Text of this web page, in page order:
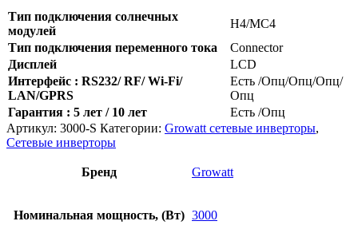
Тип подключения солнечных
модулей
H4/MC4
Тип подключения переменного тока
Connector
Дисплей
LCD
Интерфейс : RS232/ RF/ Wi-Fi/
LAN/GPRS
Есть /Опц/Опц/Опц/
Опц
Гарантия : 5 лет / 10 лет
Есть /Опц
Артикул: 3000-S Категории: Growatt сетевые инверторы,
Сетевые инверторы
Бренд Growatt
Номинальная мощность, (Вт) 3000